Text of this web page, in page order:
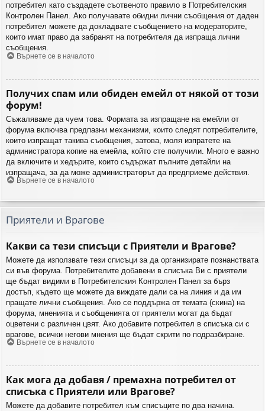
потребител като създадете съотвеното правило в Потребителския
Контролен Панел. Ако получавате обидни лични съобщения от даден
потребител можете да докладвате съобщението на модераторите,
които имат право да забранят на потребителя да изпраща лични
съобщения.
Върнете се в началото
Получих спам или обиден емейл от някой от този
форум!
Съжаляваме да чуем това. Формата за изпращане на емейли от
форума включва предпазни механизми, които следят потребителите,
които изпращат такива съобщения, затова, моля изпратете на
администратора копие на емейла, който сте получили. Много е важно
да включите и хедърите, които съдържат пълните детайли на
изпращача, за да може администраторът да предприеме действия.
Върнете се в началото
Приятели и Врагове
Какви са тези списъци с Приятели и Врагове?
Можете да използвате тези списъци за да организирате познанствата
си във форума. Потребителите добавени в списъка Ви с приятели
ще бъдат видими в Потребителския Контролен Панел за бърз
достъп, където ще можете да виждате дали са на линия и да им
пращате лични съобщения. Ако се поддържа от темата (скина) на
форума, мненията и съобщенията от приятели могат да бъдат
оцветени с различен цвят. Ако добавите потребител в списъка си с
врагове, всички негови мнения ще бъдат скрити по подразбиране.
Върнете се в началото
Как мога да добавя / премахна потребител от
списъка с Приятели или Врагове?
Можете да добавите потребител към списъците по два начина.